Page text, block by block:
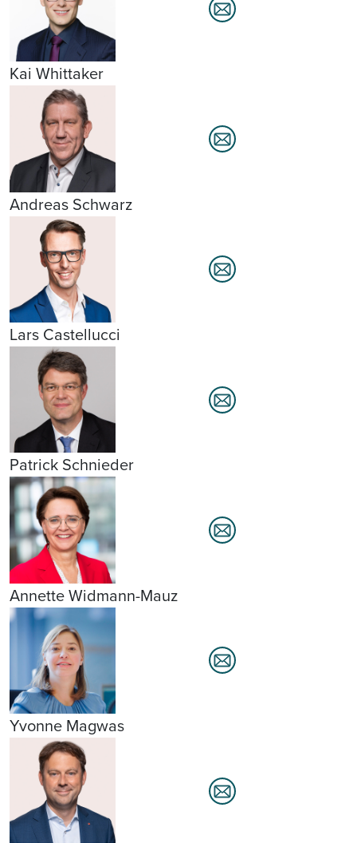
Kai Whittaker
Andreas Schwarz
Lars Castellucci
Patrick Schnieder
Annette Widmann-Mauz
Yvonne Magwas